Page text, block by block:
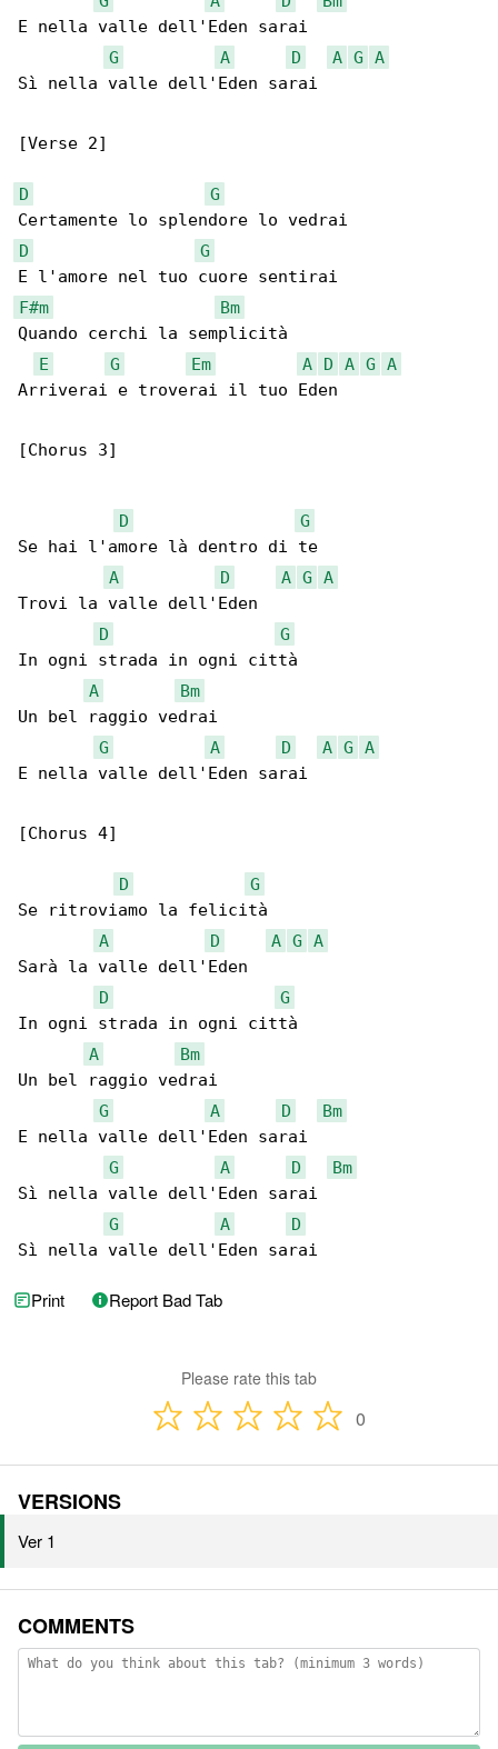
E nella valle dell'Eden sarai
G
A D A G
A
Sì nella valle dell'Eden sarai
[Verse 2]
D
G
D
G
F#m
Bm
Quando cerchi la semplicità
E
G Em A D A G
A
Arriverai e troverai il tuo Eden
[Chorus 3]
D
G
Se hai l'amore là dentro di te
A
D A G
A
Trovi la valle dell'Eden
D
G
In ogni strada in ogni città
A
Bm
Un bel raggio vedrai
G
A D A G
A
E nella valle dell'Eden sarai
[Chorus 4]
D
G
Se ritroviamo la felicità
A
D A G
A
Sarà la valle dell'Eden
D
G
In ogni strada in ogni città
A
Bm
Un bel raggio vedrai
G
A D
Bm
E nella valle dell'Eden sarai
G
A D
Bm
Sì nella valle dell'Eden sarai
G
A
D
Sì nella valle dell'Eden sarai
Print Report Bad Tab
Please rate this tab
0
VERSIONS
Ver 1
COMMENTS